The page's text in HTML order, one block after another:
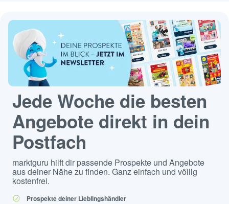
Jede Woche die besten
Angebote direkt in dein
Postfach
marktguru hilft dir passende Prospekte und Angebote
aus deiner Nähe zu finden. Ganz einfach und völlig
kostenfrei.
Prospekte deiner Lieblingshändler